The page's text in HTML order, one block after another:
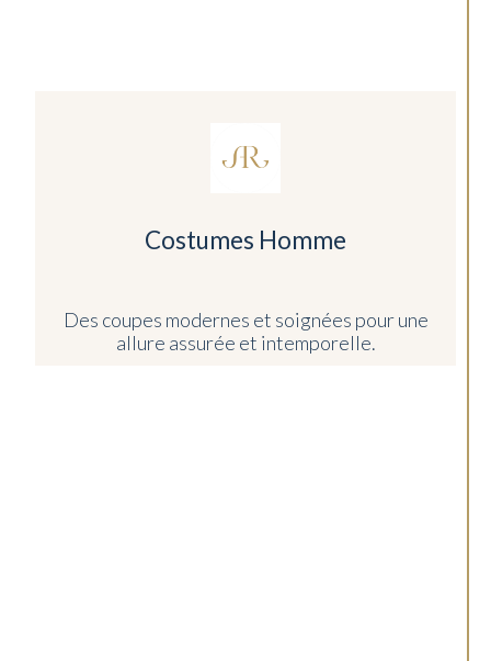
Costumes Homme
Des coupes modernes et soignées pour une
allure assurée et intemporelle.